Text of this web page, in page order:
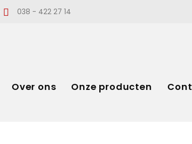
038 - 422 27 14
Over ons Onze producten